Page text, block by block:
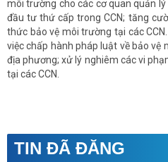
môi trường cho các cơ quan quản
đầu tư thứ cấp trong CCN; tăng
thức bảo vệ môi trường tại các
việc chấp hành pháp luật về bảo vệ
địa phương; xử lý nghiêm các vi
tại các CCN.
TIN ĐÃ ĐĂNG